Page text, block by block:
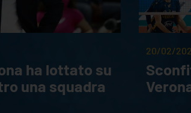
ha lottato su
una squadra
20/02/